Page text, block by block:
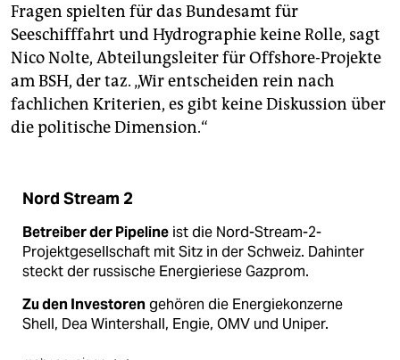
Fragen spielten für das Bundesamt für
Seeschifffahrt und Hydrographie keine Rolle, sagt
Nico Nolte, Abteilungsleiter für Offshore-Projekte
am BSH, der taz. „Wir entscheiden rein nach
fachlichen Kriterien, es gibt keine Diskussion über
die politische Dimension.“
Nord Stream 2
Betreiber der Pipeline ist die Nord-Stream-2-
Projektgesellschaft mit Sitz in der Schweiz. Dahinter
steckt der russische Energieriese Gazprom.
Zu den Investorengehören die Energiekonzerne
Shell, Dea Wintershall, Engie, OMV und Uniper.